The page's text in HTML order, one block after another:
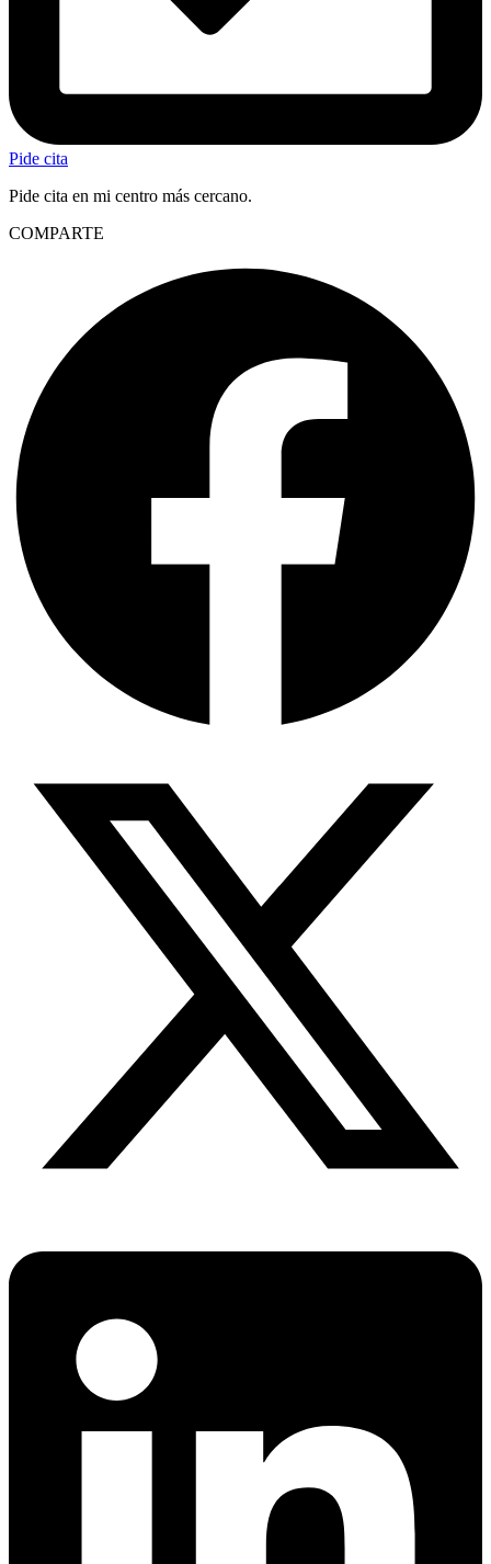
Pide cita
Pide cita en mi centro más cercano.
COMPARTE